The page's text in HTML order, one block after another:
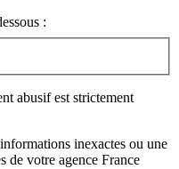
:
abusif est strictement
informations inexactes ou une
de votre agence France